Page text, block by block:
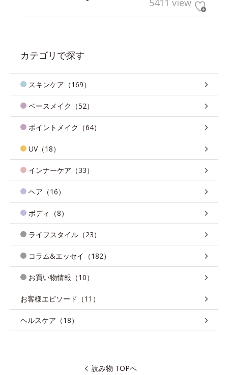
5411 view
カテゴリで探す
スキンケア（169）
ベースメイク（52）
ポイントメイク（64）
UV（18）
インナーケア（33）
ヘア（16）
ボディ（8）
ライフスタイル（23）
コラム&エッセイ（182）
お買い物情報（10）
お客様エピソード（11）
ヘルスケア（18）
読み物 TOPへ